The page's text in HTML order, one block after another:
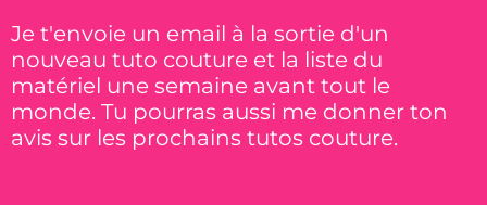
Je t'envoie un email à la sortie d'un
nouveau tuto couture et la liste du
matériel une semaine avant tout le
monde. Tu pourras aussi me donner ton
avis sur les prochains tutos couture.